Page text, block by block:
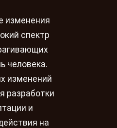
изменения
спектр
человека.
изменений
разработки
и
на